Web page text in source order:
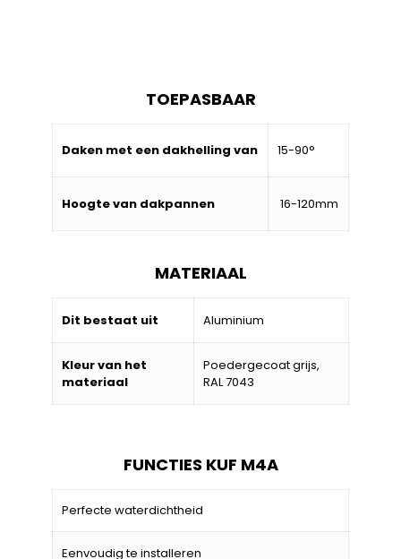
TOEPASBAAR
Daken met een dakhelling van 15-90°
Hoogte van dakpannen 16-120mm
MATERIAAL
Dit bestaat uit Aluminium
Kleur van het
materiaal
Poedergecoat grijs,
RAL 7043
FUNCTIES KUF M4A
Perfecte waterdichtheid
Eenvoudig te installeren